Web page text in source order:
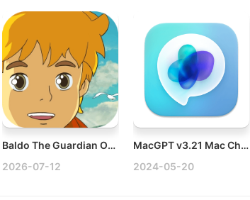
Baldo The Guardian Owls v1.4.0 Mac猫头鹰守卫者
2026-07-12
MacGPT v3.21 Mac ChatGPT原生客户端
2024-05-20